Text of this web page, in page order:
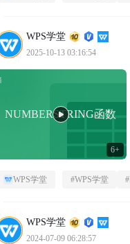
WPS学堂
2025-10-13 03:16:54
NUMBERSTRING函数
6+
WPS学堂 #WPS学堂 #
WPS学堂
2024-07-09 06:28:57